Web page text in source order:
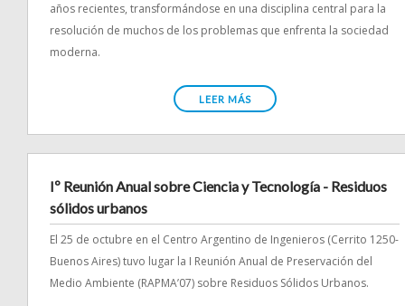
años recientes, transformándose en una disciplina central para la
resolución de muchos de los problemas que enfrenta la sociedad
moderna.
LEER MÁS
Iº Reunión Anual sobre Ciencia y Tecnología - Residuos
sólidos urbanos
El 25 de octubre en el Centro Argentino de Ingenieros (Cerrito 1250-
Buenos Aires) tuvo lugar la I Reunión Anual de Preservación del
Medio Ambiente (RAPMA’07) sobre Residuos Sólidos Urbanos.